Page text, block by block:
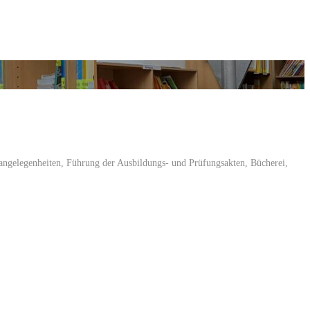
Führung der Ausbildungs- und Prüfungsakten, Bücherei,